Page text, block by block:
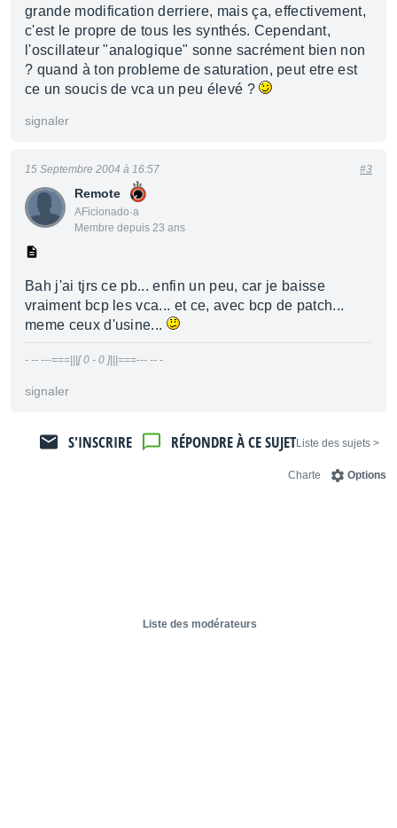
grande modification derriere, mais ça, effectivement,
c'est le propre de tous les synthés. Cependant,
l'oscillateur "analogique" sonne sacrément bien non
? quand à ton probleme de saturation, peut etre est
ce un soucis de vca un peu élevé ?
signaler
Remote
AFicionado·a
Membre depuis 23 ans
15 Septembre 2004 à 16:57 #3
Bah j'ai tjrs ce pb... enfin un peu, car je baisse
vraiment bcp les vca... et ce, avec bcp de patch...
meme ceux d'usine...
- -- ---===|||[ 0 - 0 ]|||===--- -- -
signaler
< Liste des sujets
RÉPONDRE À CE SUJET
S'INSCRIRE
Options
Charte
Liste des modérateurs